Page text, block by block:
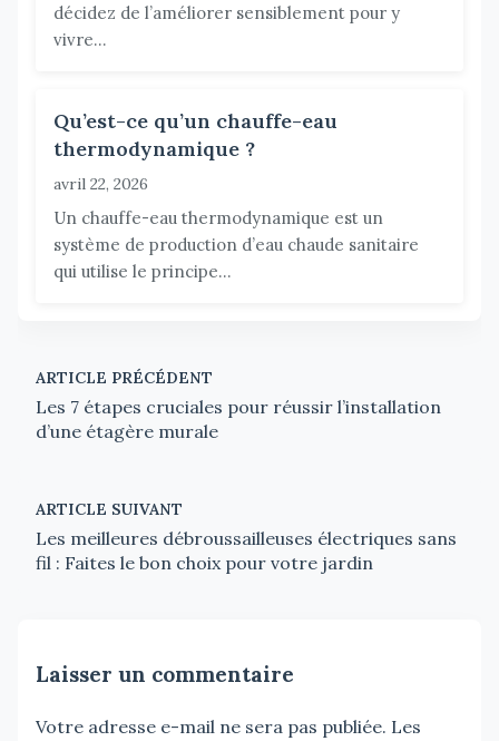
décidez de l’améliorer sensiblement pour y
vivre...
Qu’est-ce qu’un chauffe-eau
thermodynamique ?
avril 22, 2026
Un chauffe-eau thermodynamique est un
système de production d’eau chaude sanitaire
qui utilise le principe...
ARTICLE PRÉCÉDENT
Les 7 étapes cruciales pour réussir l’installation
d’une étagère murale
ARTICLE SUIVANT
Les meilleures débroussailleuses électriques sans
fil : Faites le bon choix pour votre jardin
Laisser un commentaire
Votre adresse e-mail ne sera pas publiée. Les